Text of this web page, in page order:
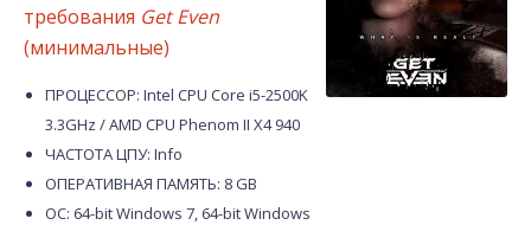
требования Get Even
(минимальные)
ПРОЦЕССОР: Intel CPU Core i5-2500K
3.3GHz / AMD CPU Phenom II X4 940
ЧАСТОТА ЦПУ: Info
ОПЕРАТИВНАЯ ПАМЯТЬ: 8 GB
ОС: 64-bit Windows 7, 64-bit Windows